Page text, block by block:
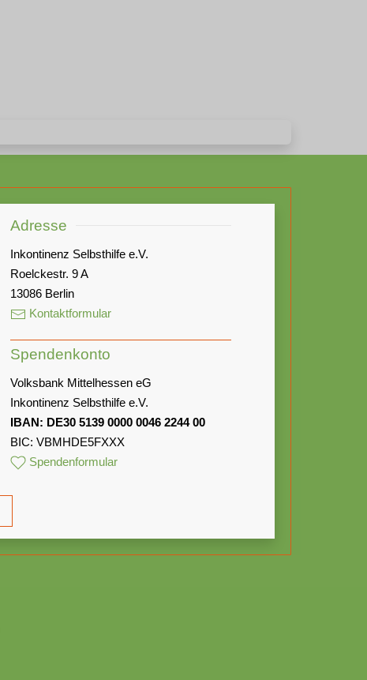
Adresse
Inkontinenz Selbsthilfe e.V.
Roelckestr. 9 A
13086 Berlin
Kontaktformular
Spendenkonto
Volksbank Mittelhessen eG
Inkontinenz Selbsthilfe e.V.
IBAN: DE30 5139 0000 0046 2244 00
BIC: VBMHDE5FXXX
Spendenformular